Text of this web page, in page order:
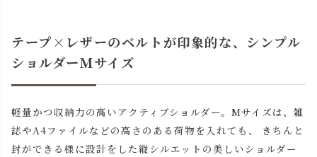
テープ×レザーのベルトが印象的な、シンプル
ショルダーＭサイズ
軽量かつ収納力の高いアクティブショルダー。Mサイズは、雑
誌やA4ファイルなどの高さのある荷物を入れても、 きちんと
封ができる様に設計をした縦シルエットの美しいショルダー